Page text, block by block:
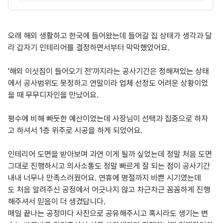
오래 해외 생활하고 한국에 들어왔는데 들어갈 집 상태가 생각과 달
라 갑자기 인테리어를 결정하면서부터 막막했었어요.
'해외 이삿짐이 들어오기 전'까지라는 공사기간은 정해져있는 상태
에서 공사범위도 못정하고 연말이라 업체 선정도 어려운 상황이었
을 때 무무디자인을 만났어요.
평수에 비해 빠듯한 예산이었는데 사장님이 선택과 집중으로 하자
고 하셔서 1층 위주로 시공을 하게 되었어요.
인테리어 도면을 받아보며 과연 이게 될까 싶었는데 정말 처음 도면
그대로 진행하시고 의사소통도 정말 빠르게 잘 되는 점이 공사기간
내내 너무나 만족스러웠어요. 연휴에 명절까지 바쁜 시기였는데
도 처음 알려주신 공정에서 어긋나지 않고 차근차근 꼼꼼하게 진행
해주셔서 믿음이 더 생겼답니다.
매일 끝나는 공정마다 사진으로 공유해주시고 혹시라도 생기는 변